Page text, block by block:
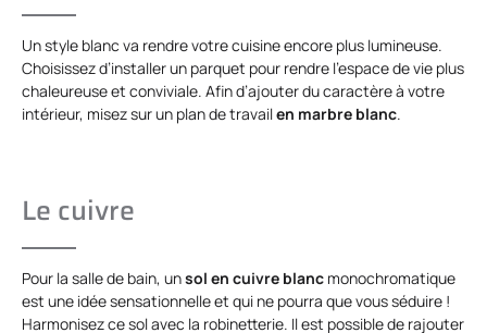
Un style blanc va rendre votre cuisine encore plus lumineuse.
Choisissez d’installer un parquet pour rendre l’espace de vie plus
chaleureuse et conviviale. Afin d’ajouter du caractère à votre
intérieur, misez sur un plan de travailen marbre blanc.
Le cuivre
Pour la salle de bain, unsol en cuivre blanc monochromatique
est une idée sensationnelle et qui ne pourra que vous séduire !
Harmonisez ce sol avec la robinetterie. Il est possible de rajouter